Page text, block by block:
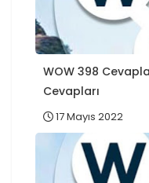
WOW 398
Cevapları
17 Mayıs 2022